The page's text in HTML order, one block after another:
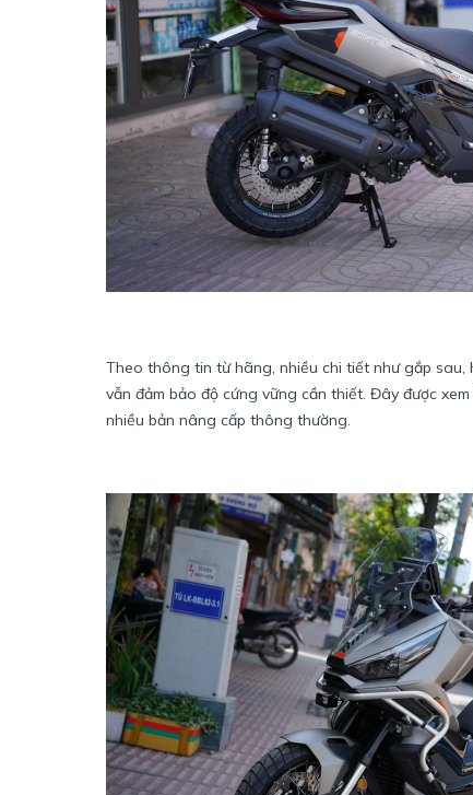
Theo thông tin từ hãng, nhiều chi tiết như gắp
vẫn đảm bảo độ cứng vững cần thiết. Đây được
nhiều bản nâng cấp thông thường.